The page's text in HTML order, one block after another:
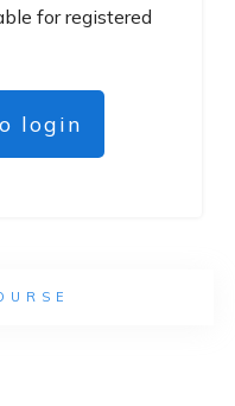
for registered
login